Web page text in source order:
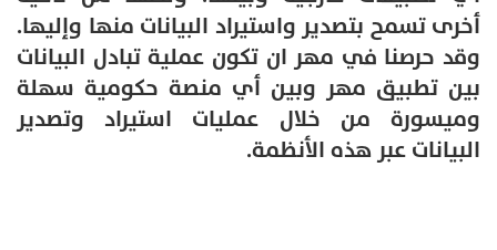
أخرى تسمح بتصدير واستيراد البيانات منها وإليها.
وقد حرصنا في مهر ان تكون عملية تبادل البيانات
بين تطبيق مهر وبين أي منصة حكومية سهلة
وميسورة من خلال عمليات استيراد وتصدير
البيانات عبر هذه الأنظمة.